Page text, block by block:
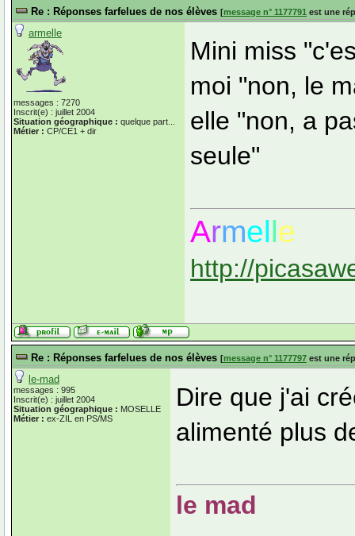
Re : Réponses farfelues de nos élèves [message n° 1177791 est une
armelle
messages : 7270
Inscrit(e) : juillet 2004
Situation géographique : quelque part...
Métier : CP/CE1 + dir
Mini miss
moi "non, le
elle "non, a
seule"
Armelle
http://
Re : Réponses farfelues de nos élèves [message n° 1177797 est une
le-mad
messages : 995
Inscrit(e) : juillet 2004
Situation géographique : MOSELLE
Métier : ex-ZIL en PS/MS
Dire que j'ai
alimenté plus
le mad